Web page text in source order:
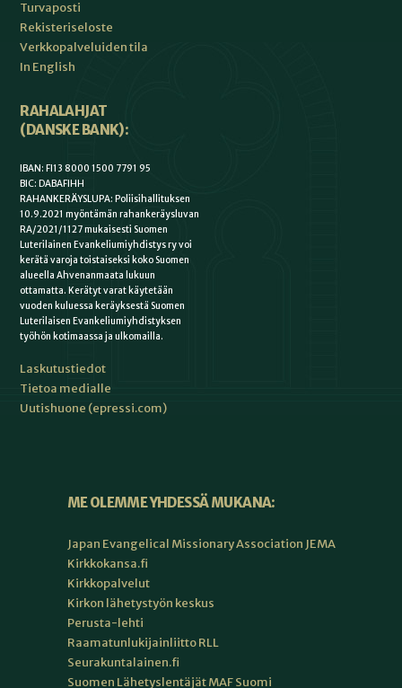
Turvaposti
Rekisteriseloste
Verkkopalveluiden tila
In English
RAHALAHJAT
(DANSKE BANK):
IBAN: FI13 8000 1500 7791 95
BIC: DABAFIHH
RAHANKERÄYSLUPA: Poliisihallituksen
10.9.2021 myöntämän rahankeräysluvan
RA/2021/1127 mukaisesti Suomen
Luterilainen Evankeliumiyhdistys ry voi
kerätä varoja toistaiseksi koko Suomen
alueella Ahvenanmaata lukuun
ottamatta. Kerätyt varat käytetään
vuoden kuluessa keräyksestä Suomen
Luterilaisen Evankeliumiyhdistyksen
työhön kotimaassa ja ulkomailla.
Laskutustiedot
Tietoa medialle
Uutishuone (epressi.com)
ME OLEMME YHDESSÄ MUKANA:
Japan Evangelical Missionary Association JEMA
Kirkkokansa.fi
Kirkkopalvelut
Kirkon lähetystyön keskus
Perusta-lehti
Raamatunlukijainliitto RLL
Seurakuntalainen.fi
Suomen Lähetyslentäjät MAF Suomi